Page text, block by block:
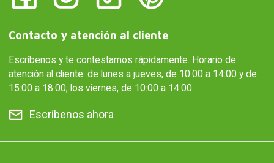
Contacto y atención al cliente
Escríbenos y te contestamos rápidamente. Horario de
atención al cliente: de lunes a jueves, de 10:00 a 14:00 y de
15:00 a 18:00; los viernes, de 10:00 a 14:00.
Escríbenos ahora